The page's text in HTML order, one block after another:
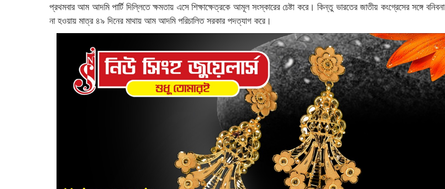
প্রথমবার আম আদমি পার্টি দিল্লিতে ক্ষমতায় এসে শিক্ষাক্ষেত্রকে আমূল সংস্কারের চেষ্টা করে। কিন্তু ভারতের জাতীয় কংগ্রেসের সঙ্গে বনিবনা
না হওয়ায় মাত্র ৪৯ দিনের মাথায় আম আদমি পরিচালিত সরকার পদত্যাগ করে।